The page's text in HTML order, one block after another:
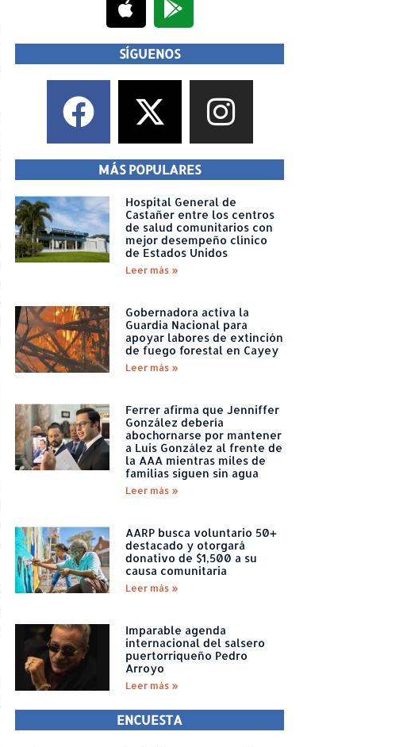
SÍGUENOS
MÁS POPULARES
Hospital General de
Castañer entre los centros
de salud comunitarios con
mejor desempeño clínico
de Estados Unidos
Leer más »
Gobernadora activa la
Guardia Nacional para
apoyar labores de extinción
de fuego forestal en Cayey
Leer más »
Ferrer afirma que Jenniffer
González debería
abochornarse por mantener
a Luis González al frente de
la AAA mientras miles de
familias siguen sin agua
Leer más »
AARP busca voluntario 50+
destacado y otorgará
donativo de $1,500 a su
causa comunitaria
Leer más »
Imparable agenda
internacional del salsero
puertorriqueño Pedro
Arroyo
Leer más »
ENCUESTA